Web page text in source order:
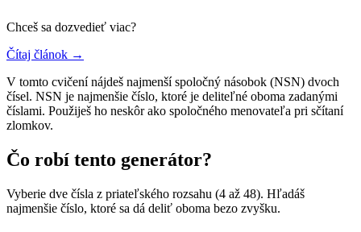
Chceš sa dozvedieť viac?
Čítaj článok →
V tomto cvičení nájdeš najmenší spoločný násobok (NSN) dvoch
čísel. NSN je najmenšie číslo, ktoré je deliteľné oboma zadanými
číslami. Použiješ ho neskôr ako spoločného menovateľa pri sčítaní
zlomkov.
Čo robí tento generátor?
Vyberie dve čísla z priateľského rozsahu (4 až 48). Hľadáš
najmenšie číslo, ktoré sa dá deliť oboma bezo zvyšku.